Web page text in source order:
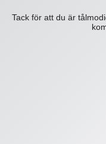
Tack för att du är